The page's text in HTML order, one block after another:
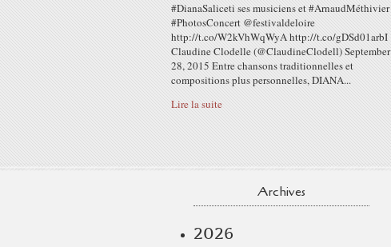
#DianaSaliceti ses musiciens et #ArnaudMéthivier
#PhotosConcert @festivaldeloire
http://t.co/W2kVhWqWyA http://t.co/gDSd01arbI
Claudine Clodelle (@ClaudineClodell) September
28, 2015 Entre chansons traditionnelles et
compositions plus personnelles, DIANA...
Lire la suite
Archives
2026